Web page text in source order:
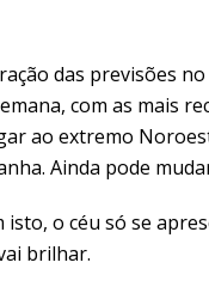
das previsões
com as mais
ao extremo
Ainda pode
isto, o céu só se
brilhar.